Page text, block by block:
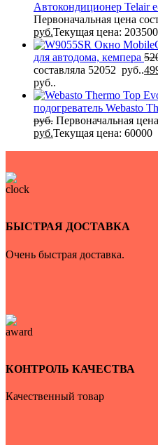
Автокондиционер Telair
Первоначальная цена
руб.Текущая цена:
Окно
для автодома, кемпера
составляла 52052 руб..
руб..
подогреватель Webasto
руб. Первоначальная
руб.Текущая цена: 60000
БЫСТРАЯ ДОСТАВКА
Очень быстрая доставка.
КОНТРОЛЬ КАЧЕСТВА
Качественный товар